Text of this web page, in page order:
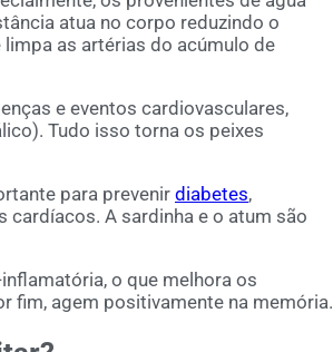
atua no corpo reduzindo o
as artérias do acúmulo de
e eventos cardiovasculares,
Tudo isso torna os peixes
para prevenir diabetes,
A sardinha e o atum são
o que melhora os
fim, agem positivamente na memória.